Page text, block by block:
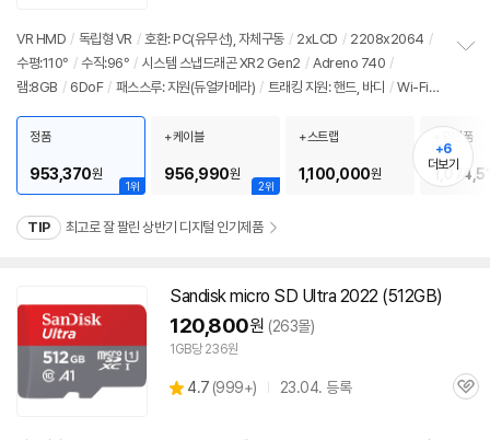
뷰
VR HMD / 독립형 VR / 호환: PC(유무선), 자체구동 / 2xLCD / 2208x2064 /
수평:110° / 수직:96° / 시스템 스냅드래곤 XR2 Gen2 / Adreno 740 /
램:8GB / 6DoF / 패스스루: 지원(듀얼카메라) / 트래킹 지원: 핸드, 바디 / Wi-Fi6
치
기
1위
정품
953,370원
2위
+케이블
956,990원
+스트랩
1,100,000원
+안면폼
+6
더보기
TIP 최고로 잘 팔린 상반기 디지털 인기제품
Sandisk micro SD Ultra 2022 (512GB)
120,800원 (263몰)
1GB당 236원
별
4.7 (상
999+) 23.04. 등록
관